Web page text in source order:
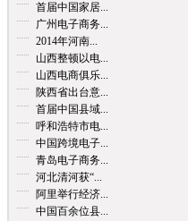
首届中国家居...
广州电子商务...
2014年河南...
山西整顿以电...
山西电商俱乐...
陕西省出台意...
首届中国县域...
呼和浩特市电...
中国跨境电子...
青岛电子商务...
河北清河获“...
阿里举行经济...
中国百余位县...